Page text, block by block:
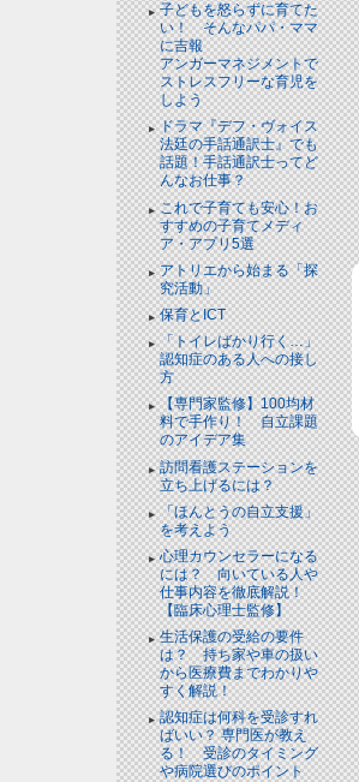
子どもを怒らずに育てた
い！ そんなパパ・ママ
に吉報
アンガーマネジメントで
ストレスフリーな育児を
しよう
ドラマ『デフ・ヴォイス
法廷の手話通訳士』でも
話題！手話通訳士ってど
んなお仕事？
これで子育ても安心！お
すすめの子育てメディ
ア・アプリ5選
アトリエから始まる「探
究活動」
保育とICT
「トイレばかり行く…」
認知症のある人への接し
方
【専門家監修】100均材
料で手作り！ 自立課題
のアイデア集
訪問看護ステーションを
立ち上げるには？
「ほんとうの自立支援」
を考えよう
心理カウンセラーになる
には？ 向いている人や
仕事内容を徹底解説！
【臨床心理士監修】
生活保護の受給の要件
は？ 持ち家や車の扱い
から医療費までわかりや
すく解説！
認知症は何科を受診すれ
ばいい？ 専門医が教え
る！ 受診のタイミング
や病院選びのポイント